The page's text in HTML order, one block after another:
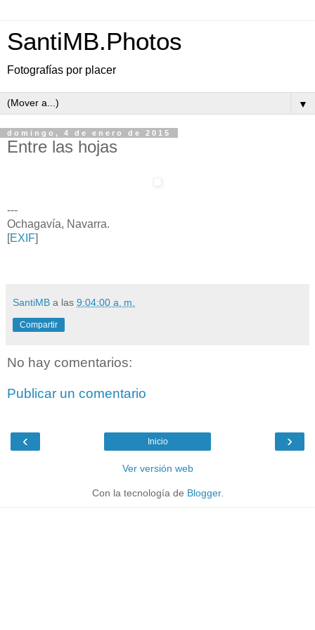
SantiMB.Photos
Fotografías por placer
▼
domingo, 4 de enero de 2015
Entre las hojas
---
Ochagavía, Navarra.
[EXIF]
SantiMB a las 9:04:00 a. m.
Compartir
No hay comentarios:
Publicar un comentario
‹ ›
Inicio
Ver versión web
Con la tecnología de Blogger.